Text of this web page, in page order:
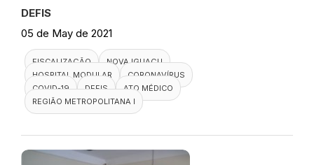
DEFIS
05 de May de 2021
FISCALIZAÇÃO
NOVA IGUAÇU
HOSPITAL MODULAR
CORONAVÍRUS
COVID-19
DEFIS
ATO MÉDICO
REGIÃO METROPOLITANA I